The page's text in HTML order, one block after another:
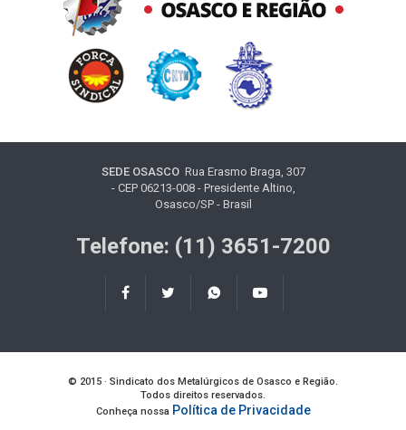
SEDE OSASCORua Erasmo Braga, 307
- CEP 06213-008 - Presidente Altino,
Osasco/SP - Brasil
Telefone: (11) 3651-7200
© 2015 · Sindicato dos Metalúrgicos de Osasco e Região.
Todos direitos reservados.
Conheça nossa Política de Privacidade